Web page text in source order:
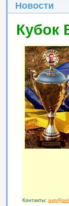
Новости
Кубок
Контакты: